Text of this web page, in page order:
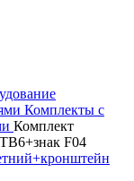
Комплекты с
Комплект
F04